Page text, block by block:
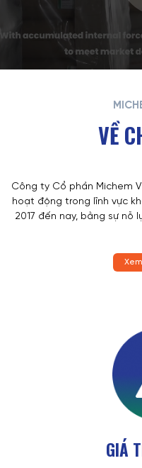
VỀ
Công ty Cổ phần Michem
hoạt động trong lĩnh vực
2017 đến nay, bằng sự nỗ
Nền tảng tài chính vững
lĩnh vực
GIÁ